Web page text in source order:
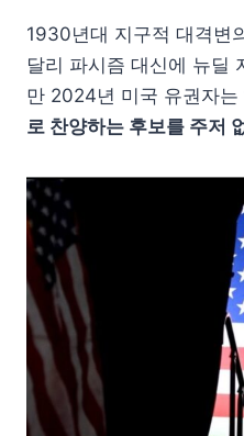
1930년대 지구적 대격변
달리 파시즘 대신에 뉴딜
만 2024년 미국 유권자는
로 찬양하는 후보를 주저